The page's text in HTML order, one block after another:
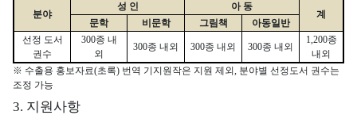
분야
성 인 아 동
계
문학 비문학 그림책
아동일반
선정 도서
권수
300종 내
외
300종 내외 300종 내외 300종 내외
1,200종
내외
※ 수출용 홍보자료(초록) 번역 기지원작은 지원 제외 , 분야별 선정도서 권수는
조정 가능
3. 지원사항